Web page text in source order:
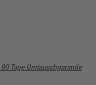
Tage Umtauschgarantie